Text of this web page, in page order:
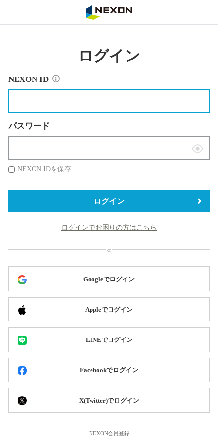
ログイン
NEXON ID
パスワード
表
替
NEXON IDを保存
ログイン
ログインでお困りの方はこちら
Googleでログイン
Appleでログイン
LINEでログイン
Facebookでログイン
X(Twitter)でログイン
NEXON会員登録